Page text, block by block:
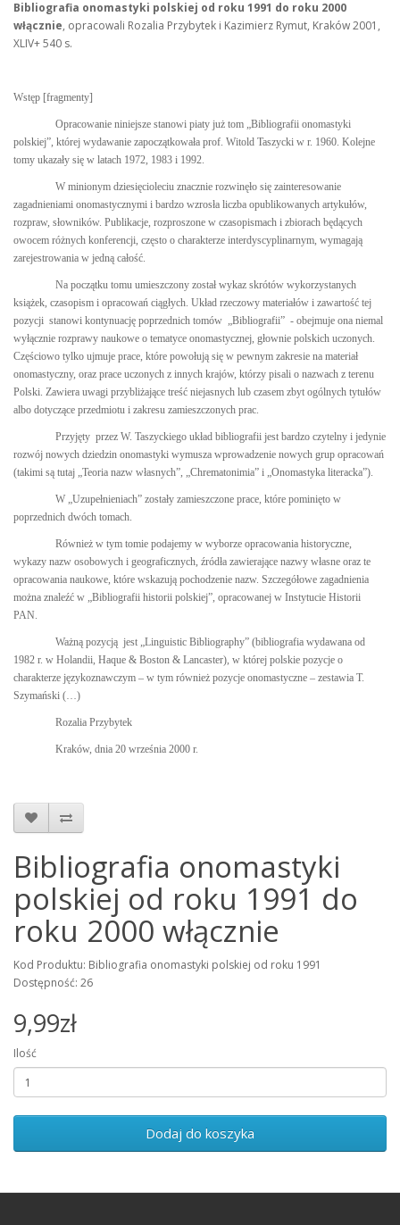
Bibliografia onomastyki polskiej od roku 1991 do roku 2000
włącznie, opracowali Rozalia Przybytek i Kazimierz Rymut, Kraków 2001,
XLIV+ 540 s.
Wstęp [fragmenty]
Opracowanie niniejsze stanowi piaty już tom „Bibliografii onomastyki
polskiej”, której wydawanie zapoczątkowała prof. Witold Taszycki w r. 1960. Kolejne
tomy ukazały się w latach 1972, 1983 i 1992.
W minionym dziesięcioleciu znacznie rozwinęło się zainteresowanie
zagadnieniami onomastycznymi i bardzo wzrosła liczba opublikowanych artykułów,
rozpraw, słowników. Publikacje, rozproszone w czasopismach i zbiorach będących
owocem różnych konferencji, często o charakterze interdyscyplinarnym, wymagają
zarejestrowania w jedną całość.
Na początku tomu umieszczony został wykaz skrótów wykorzystanych
książek, czasopism i opracowań ciągłych. Układ rzeczowy materiałów i zawartość tej
pozycji stanowi kontynuację poprzednich tomów „Bibliografii” - obejmuje ona niemal
wyłącznie rozprawy naukowe o tematyce onomastycznej, głownie polskich uczonych.
Częściowo tylko ujmuje prace, które powołują się w pewnym zakresie na materiał
onomastyczny, oraz prace uczonych z innych krajów, którzy pisali o nazwach z terenu
Polski. Zawiera uwagi przybliżające treść niejasnych lub czasem zbyt ogólnych tytułów
albo dotyczące przedmiotu i zakresu zamieszczonych prac.
Przyjęty przez W. Taszyckiego układ bibliografii jest bardzo czytelny i jedynie
rozwój nowych dziedzin onomastyki wymusza wprowadzenie nowych grup opracowań
(takimi są tutaj „Teoria nazw własnych”, „Chrematonimia” i „Onomastyka literacka”).
W „Uzupełnieniach” zostały zamieszczone prace, które pominięto w
poprzednich dwóch tomach.
Również w tym tomie podajemy w wyborze opracowania historyczne,
wykazy nazw osobowych i geograficznych, źródła zawierające nazwy własne oraz te
opracowania naukowe, które wskazują pochodzenie nazw. Szczegółowe zagadnienia
można znaleźć w „Bibliografii historii polskiej”, opracowanej w Instytucie Historii
PAN.
Ważną pozycją jest „Linguistic Bibliography” (bibliografia wydawana od
1982 r. w Holandii, Haque & Boston & Lancaster), w której polskie pozycje o
charakterze językoznawczym – w tym również pozycje onomastyczne – zestawia T.
Szymański (…)
Rozalia Przybytek
Kraków, dnia 20 września 2000 r.
Bibliografia onomastyki
polskiej od roku 1991 do
roku 2000 włącznie
Kod Produktu: Bibliografia onomastyki polskiej od roku 1991
Dostępność: 26
9,99zł
Ilość
Dodaj do koszyka